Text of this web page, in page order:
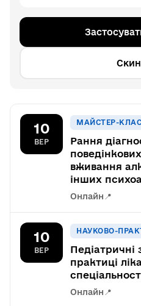
10
ВЕР
МАЙСТЕР-КЛАС
Рання
вживання
інших
Онлайн 📍
10
ВЕР
НАУКОВО-
Педіатричні
практиці
Онлайн 📍